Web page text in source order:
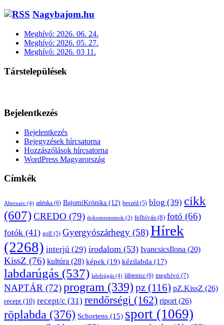
Nagybajom.hu
Meghívó: 2026. 06. 24.
Meghívó: 2026. 05. 27.
Meghívó: 2026. 03 11.
Társtelepülések
Bejelentkezés
Bejelentkezés
Bejegyzések hírcsatorna
Hozzászólások hírcsatorna
WordPress Magyarország
Címkék
Alternaiv (4) atlétika (6) BajomiKrónika (12) beszéd (5) blog (39) cikk
(607)CREDO (79) dokumentumok (3) felhívás (8) fotó (66)
fotók (41) golf (5) Gyergyószárhegy (58)Hírek
(2268) interjú (29) irodalom (53) IvancsicsIlona (20)
KissZ (76) kultúra (28) képek (19) kézilabda (17)
labdarúgás (537) labdrúgás (4) lábtenisz (6) meghívó (7)
NAPTÁR (72)program (339) pz (116) pZ.KissZ (26)
recept (10) recept/c (31) rendőrségi (162) riport(26)
röplabda (376) Schortens (15) sport (1069)